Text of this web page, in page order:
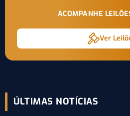
ACOMPANHE
Ver
ÚLTIMAS NOTÍCIAS